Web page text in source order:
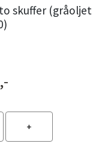
skuffer (gråoljet